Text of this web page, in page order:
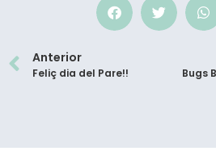
Anterior
Feliç dia del Pare!!